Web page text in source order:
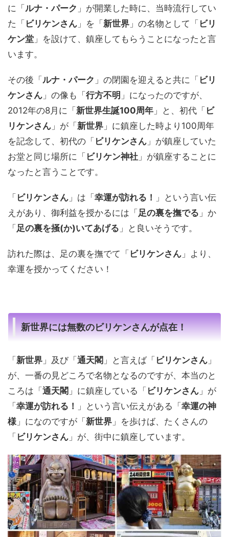
に「ルナ・パーク 」が開業した時に、当時流行してい
た「 ビリケンさん 」を「新世界 」の名物として「 ビリ
ケン堂 」を設けて、鎮座してもらうことになったと言
います。
その後「ルナ・パーク 」の閉園を迎えると共に「 ビリ
ケンさん 」の像も「行方不明 」になったのですが、
2012年の8月に「新世界生誕100周年 」と、初代「 ビ
リケンさん 」が「新世界 」に鎮座した時より100周年
を記念して、初代の「 ビリケンさん 」が鎮座していた
お堂と同じ場所に「 ビリケン神社 」が鎮座することに
なったと言うことです。
「 ビリケンさん 」は「幸運が訪れる！
」という言い伝
えがあり、御利益を授かるには「足の裏を撫でる 」か
「足の裏を掻(か)いてあげる 」と良いそうです。
訪れた際は、足の裏を撫でて「 ビリケンさん 」より、
幸運を授かってください！
新世界には無数のビリケンさんが点在！
「新世界 」及び「通天閣 」と言えば「 ビリケンさん 」
が、一番の見どころで名物となるのですが、本当のと
ころは「通天閣 」に鎮座している「 ビリケンさん 」が
「幸運が訪れる！ 」という言い伝えがある「幸運の神
様 」になのですが「新世界 」を歩けば、たくさんの
「 ビリケンさん 」が、街中に鎮座しています。